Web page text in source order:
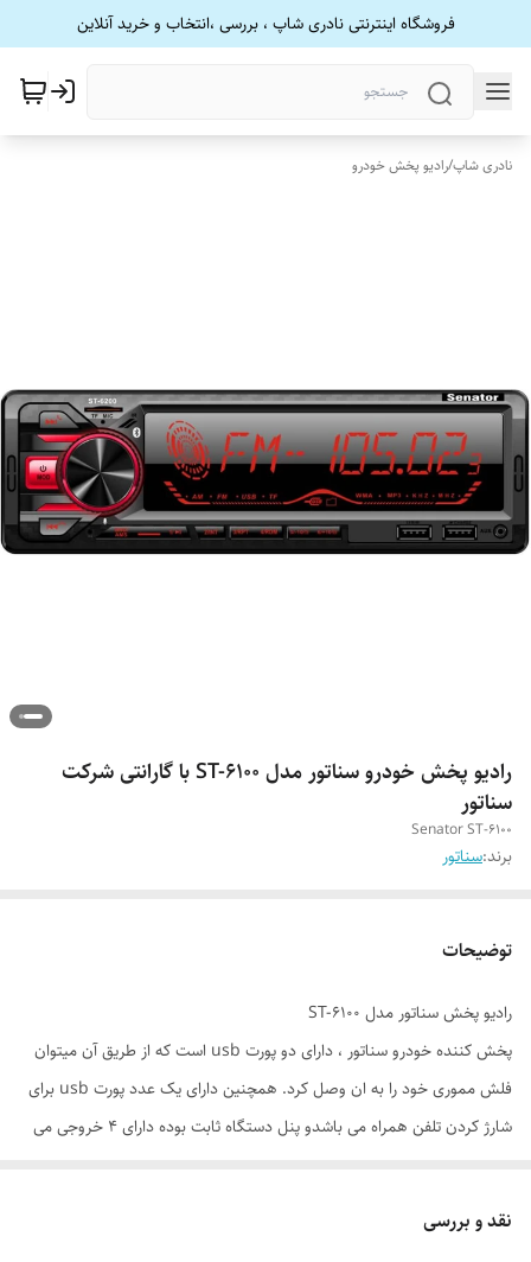
فروشگاه اینترنتی نادری شاپ ، بررسی ،انتخاب و خرید آنلاین
نادری شاپ/رادیو پخش خودرو
رادیو پخش خودرو سناتور مدل ST-6100 با گارانتی شرکت
سناتور
Senator ST-6100
برند:سناتور
توضیحات
رادیو پخش سناتور مدل ST-6100
پخش کننده خودرو سناتور ، دارای دو پورت usb است که از طریق آن میتوان
فلش مموری خود را به ان وصل کرد. همچنین دارای یک عدد پورت usb برای
شارژ کردن تلفن همراه می باشدو پنل دستگاه ثابت بوده دارای 4 خروجی می
ریموت کنترل
نقد و بررسی